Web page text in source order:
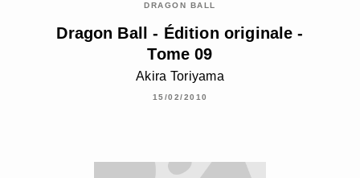
DRAGON BALL
Dragon Ball - Édition originale -
Tome 09
Akira Toriyama
15/02/2010